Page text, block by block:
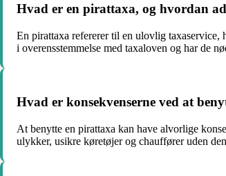
Hvad er en pirattaxa, og hvordan
En pirattaxa refererer til en ulovlig taxaservice,
i overensstemmelse med taxaloven og har de
Hvad er konsekvenserne ved at
At benytte en pirattaxa kan have alvorlige
ulykker, usikre køretøjer og chauffører uden